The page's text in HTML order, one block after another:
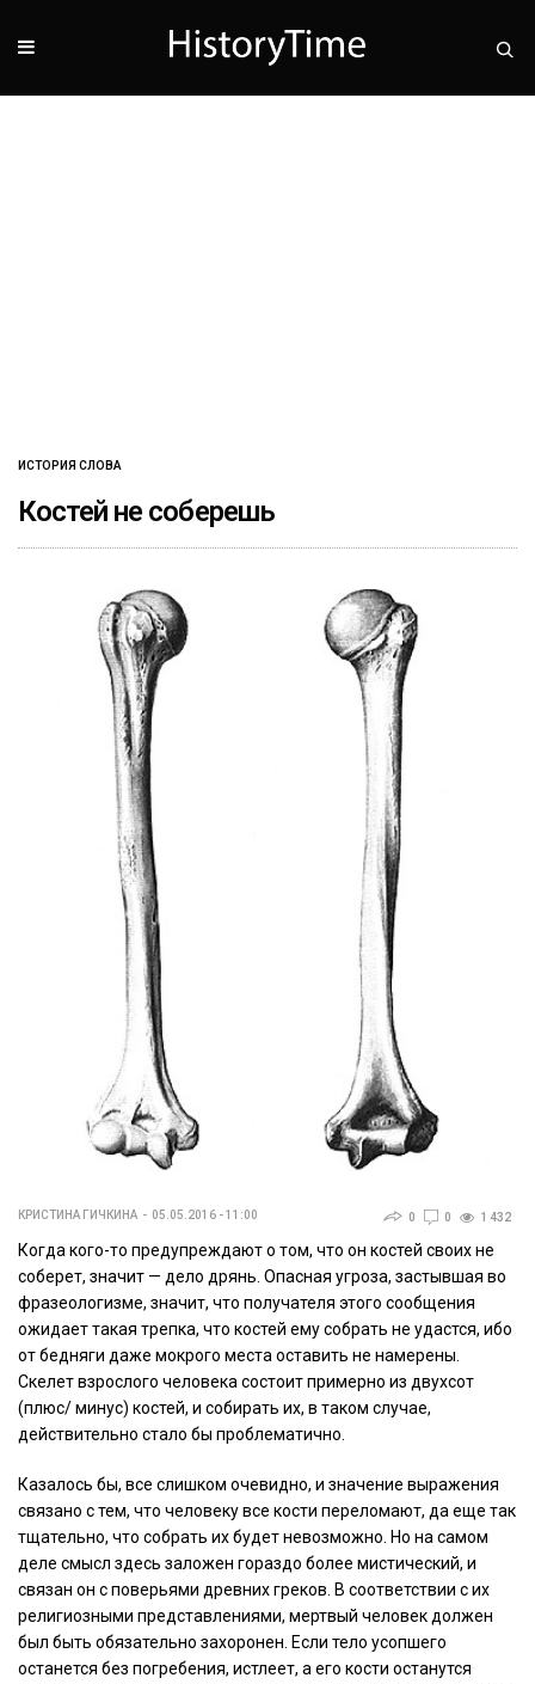
ИСТОРИЯ СЛОВА
Костей не соберешь
КРИСТИНА ГИЧКИНА 05.05.2016 - 11:00 0 0 1 432
Когда кого-то предупреждают о том, что он костей своих не
соберет, значит — дело дрянь. Опасная угроза, застывшая во
фразеологизме, значит, что получателя этого сообщения
ожидает такая трепка, что костей ему собрать не удастся, ибо
от бедняги даже мокрого места оставить не намерены.
Скелет взрослого человека состоит примерно из двухсот
(плюс/ минус) костей, и собирать их, в таком случае,
действительно стало бы проблематично.
Казалось бы, все слишком очевидно, и значение выражения
связано с тем, что человеку все кости переломают, да еще так
тщательно, что собрать их будет невозможно. Но на самом
деле смысл здесь заложен гораздо более мистический, и
связан он с поверьями древних греков. В соответствии с их
религиозными представлениями, мертвый человек должен
был быть обязательно захоронен. Если тело усопшего
останется без погребения, истлеет, а его кости останутся